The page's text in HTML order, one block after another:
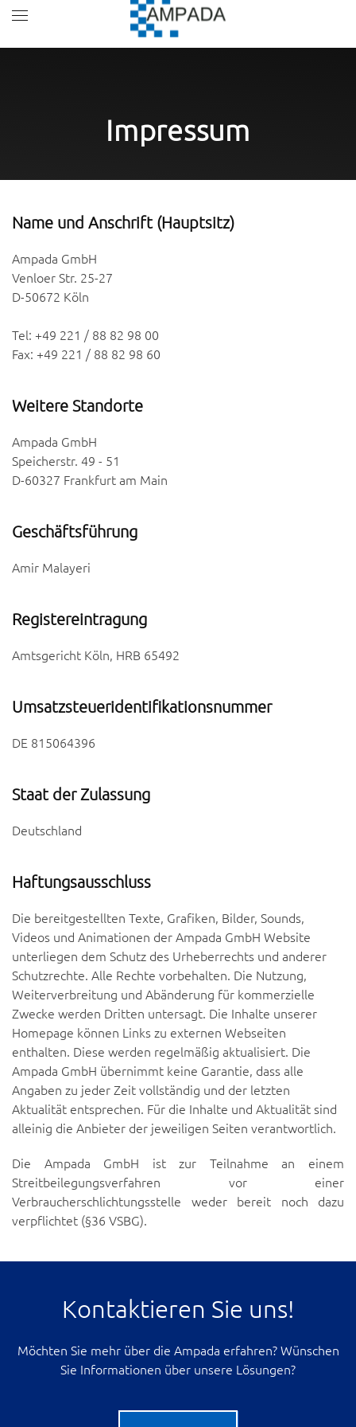
Skip to main content
Impressum
Name und Anschrift (Hauptsitz)
Ampada GmbH
Venloer Str. 25-27
D-50672 Köln
Tel: +49 221 / 88 82 98 00
Fax: +49 221 / 88 82 98 60
Weitere Standorte
Ampada GmbH
Speicherstr. 49 - 51
D-60327 Frankfurt am Main
Geschäftsführung
Amir Malayeri
Registereintragung
Amtsgericht Köln, HRB 65492
Umsatzsteueridentifikationsnummer
DE 815064396
Staat der Zulassung
Deutschland
Haftungsausschluss
Die bereitgestellten Texte, Grafiken, Bilder, Sounds,
Videos und Animationen der Ampada GmbH Website
unterliegen dem Schutz des Urheberrechts und anderer
Schutzrechte. Alle Rechte vorbehalten. Die Nutzung,
Weiterverbreitung und Abänderung für kommerzielle
Zwecke werden Dritten untersagt. Die Inhalte unserer
Homepage können Links zu externen Webseiten
enthalten. Diese werden regelmäßig aktualisiert. Die
Ampada GmbH übernimmt keine Garantie, dass alle
Angaben zu jeder Zeit vollständig und der letzten
Aktualität entsprechen. Für die Inhalte und Aktualität sind
alleinig die Anbieter der jeweiligen Seiten verantwortlich.
Die Ampada GmbH ist zur Teilnahme an einem
Streitbeilegungsverfahren vor einer
Verbraucherschlichtungsstelle weder bereit noch dazu
verpflichtet (§36 VSBG).
Kontaktieren Sie uns!
Möchten Sie mehr über die Ampada erfahren? Wünschen
Sie Informationen über unsere Lösungen?